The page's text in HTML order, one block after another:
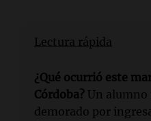
Lectura rápida
¿Qué ocurrió este
Córdoba? Un alumno
demorado por